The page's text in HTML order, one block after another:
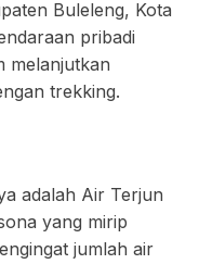
Buleleng, Kota
pribadi
melanjutkan
trekking.
adalah Air Terjun
yang mirip
jumlah air